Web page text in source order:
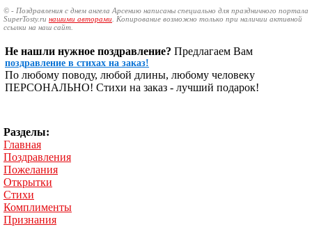
© - Поздравления с днем ангела Арсению написаны специально для праздничного портала
SuperTosty.ru нашими авторами . Копирование возможно только при наличии активной
ссылки на наш сайт.
Не нашли нужное поздравление? Предлагаем Вам
поздравление в стихах на заказ!
По любому поводу, любой длины, любому человеку
ПЕРСОНАЛЬНО! Стихи на заказ - лучший подарок!
Разделы:
Главная
Поздравления
Пожелания
Открытки
Стихи
Комплименты
Признания